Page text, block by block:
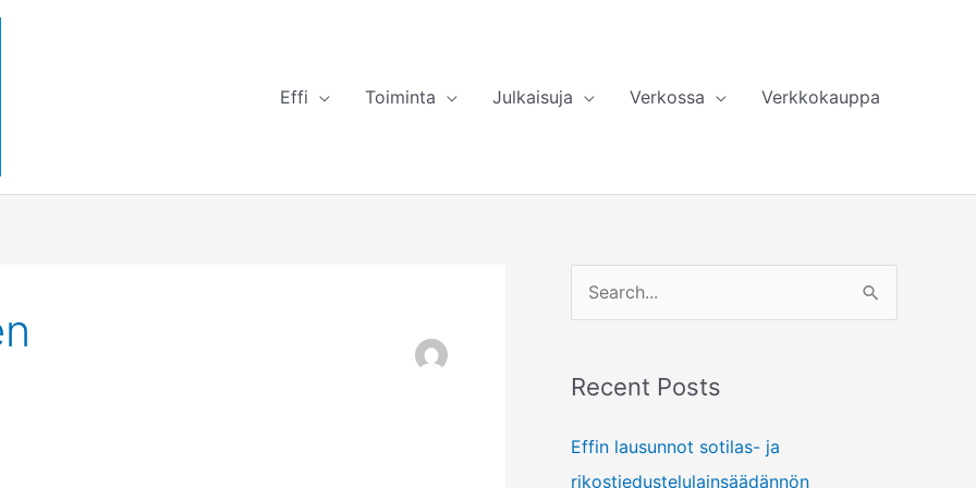
Effi
Toiminta Julkaisuja Verkossa Verkkokauppa
e
r
h
Recent Posts
Effin lausunnot sotilas- ja
rikostiedustelulainsäädännön